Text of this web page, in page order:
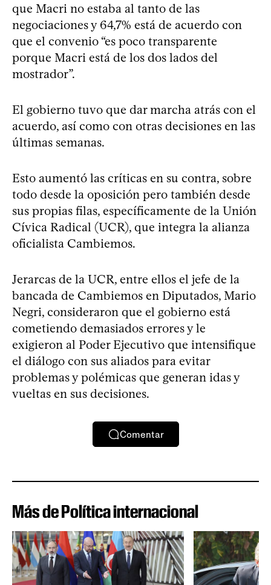
que Macri no estaba al tanto de las
negociaciones y 64,7% está de acuerdo con
que el convenio “es poco transparente
porque Macri está de los dos lados del
mostrador”.
El gobierno tuvo que dar marcha atrás con el
acuerdo, así como con otras decisiones en las
últimas semanas.
Esto aumentó las críticas en su contra, sobre
todo desde la oposición pero también desde
sus propias filas, específicamente de la Unión
Cívica Radical (UCR), que integra la alianza
oficialista Cambiemos.
Jerarcas de la UCR, entre ellos el jefe de la
bancada de Cambiemos en Diputados, Mario
Negri, consideraron que el gobierno está
cometiendo demasiados errores y le
exigieron al Poder Ejecutivo que intensifique
el diálogo con sus aliados para evitar
problemas y polémicas que generan idas y
vueltas en sus decisiones.
Comentar
Más de Política internacional